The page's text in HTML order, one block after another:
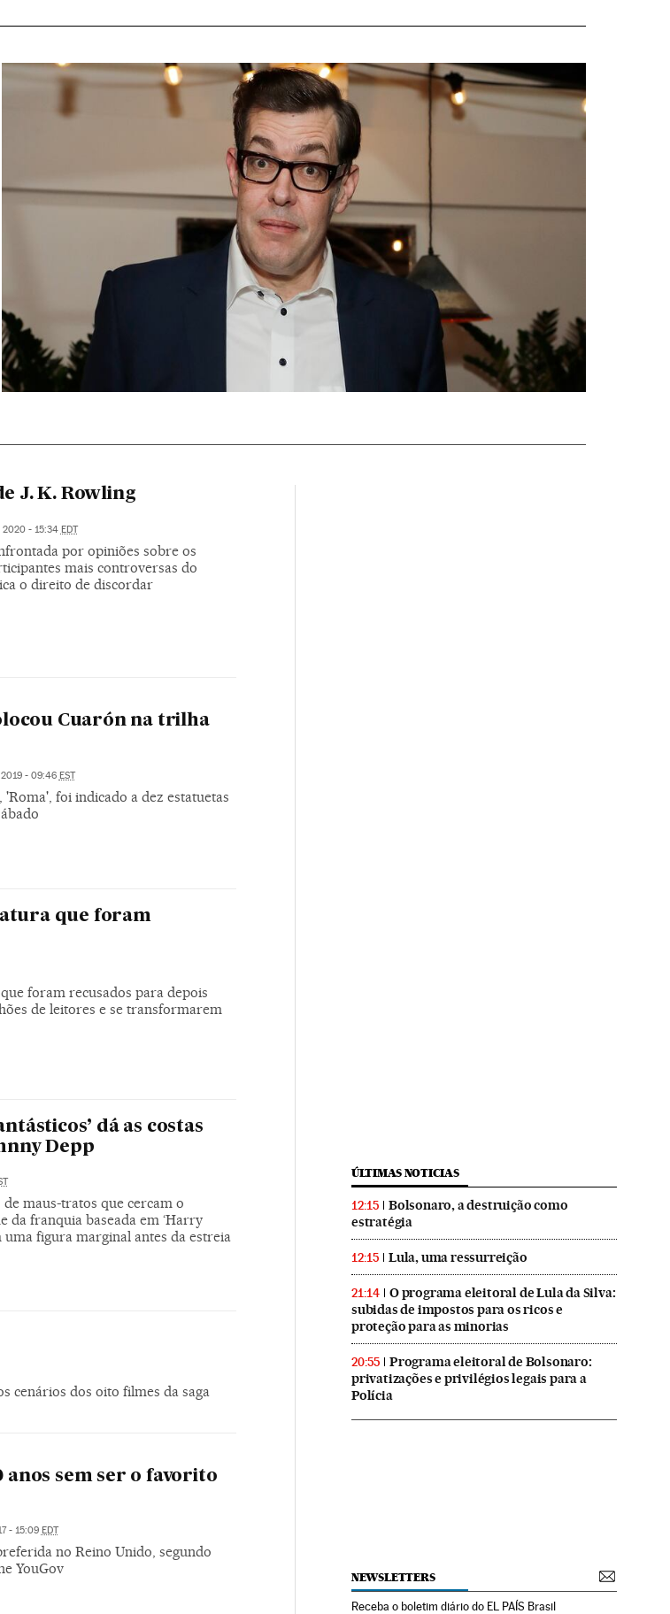
J. K. Rowling
2020 - 15:34 EDT
por opiniões sobre os
mais controversas do
o direito de discordar
Cuarón na trilha
2019 - 09:46 EST
foi indicado a dez estatuetas
que foram
foram recusados para depois
de leitores e se transformarem
dá as costas
Depp
de maus-tratos que cercam o
da franquia baseada em ‘Harry
figura marginal antes da estreia
cenários dos oito filmes da saga
sem ser o favorito
- 15:09 EDT
no Reino Unido, segundo
YouGov
ÚLTIMAS NOTICIAS
12:15
Bolsonaro, a destruição como
estratégia
12:15 Lula, uma ressurreição
21:14
O programa eleitoral de Lula da Silva:
subidas de impostos para os ricos e
proteção para as minorias
20:55
Programa eleitoral de Bolsonaro:
privatizações e privilégios legais para a
Polícia
NEWSLETTERS
Receba o boletim diário do EL PAÍS Brasil